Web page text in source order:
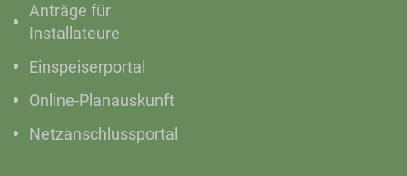
Anträge für
Installateure
Einspeiserportal
Online-Planauskunft
Netzanschlussportal